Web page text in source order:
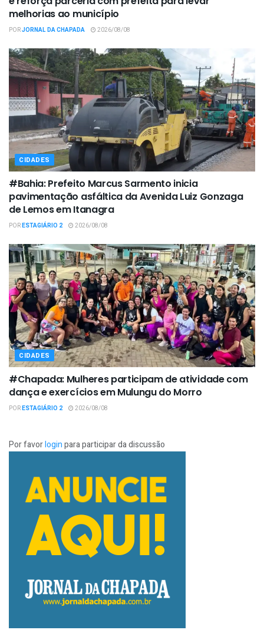
melhorias ao município
PORJORNAL DA CHAPADA 2026/08/08
CIDADES
#Bahia: Prefeito Marcus Sarmento inicia
pavimentação asfáltica da Avenida Luiz Gonzaga
de Lemos em Itanagra
PORESTAGIÁRIO 2 2026/08/08
CIDADES
#Chapada: Mulheres participam de atividade com
dança e exercícios em Mulungu do Morro
PORESTAGIÁRIO 2 2026/08/08
Por favorloginpara participar da discussão